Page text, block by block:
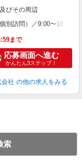
びその周辺
別訪問）／9:00〜18:00
まで
応募画面へ進む
かんたん3ステップ！
社 の他の求人をみる
索